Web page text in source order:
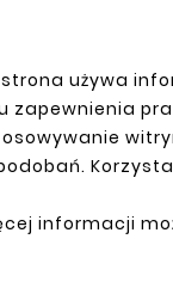
używa
zapewnienia
informacji
Sign
My